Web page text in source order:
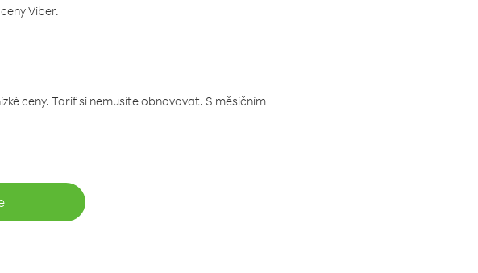
Viber.
ceny. Tarif si nemusíte obnovovat. S měsíčním